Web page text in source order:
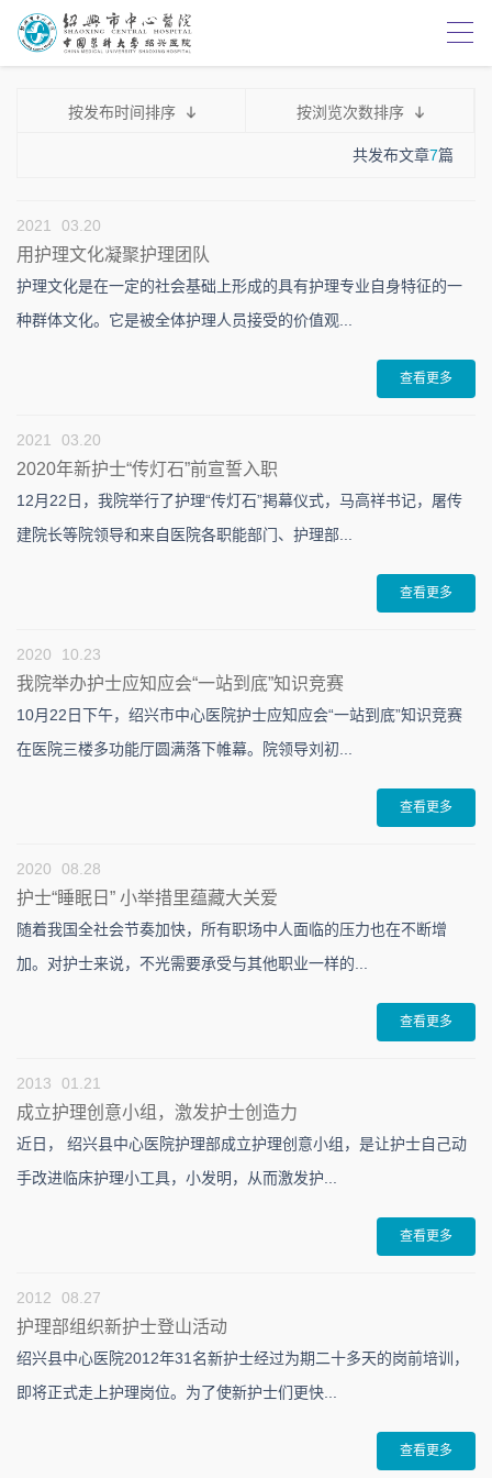
按发布时间排序 按浏览次数排序
共发布文章7篇
2021 03.20
用护理文化凝聚护理团队
护理文化是在一定的社会基础上形成的具有护理专业自身特征的一
种群体文化。它是被全体护理人员接受的价值观...
查看更多
2021 03.20
2020年新护士“传灯石”前宣誓入职
12月22日，我院举行了护理“传灯石”掲幕仪式，马高祥书记，屠传
建院长等院领导和来自医院各职能部门、护理部...
查看更多
2020 10.23
我院举办护士应知应会“一站到底”知识竞赛
10月22日下午，绍兴市中心医院护士应知应会“一站到底”知识竞赛
在医院三楼多功能厅圆满落下帷幕。院领导刘初...
查看更多
2020 08.28
护士“睡眠日” 小举措里蕴藏大关爱
随着我国全社会节奏加快，所有职场中人面临的压力也在不断增
加。对护士来说，不光需要承受与其他职业一样的...
查看更多
2013 01.21
成立护理创意小组，激发护士创造力
近日， 绍兴县中心医院护理部成立护理创意小组，是让护士自己动
手改进临床护理小工具，小发明，从而激发护...
查看更多
2012 08.27
护理部组织新护士登山活动
绍兴县中心医院2012年31名新护士经过为期二十多天的岗前培训，
即将正式走上护理岗位。为了使新护士们更快...
查看更多